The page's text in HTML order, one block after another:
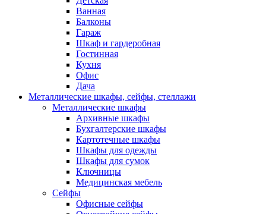
Ванная
Балконы
Гараж
Шкаф и гардеробная
Гостинная
Кухня
Офис
Дача
Металлические шкафы, сейфы, стеллажи
Металлические шкафы
Архивные шкафы
Бухгалтерские шкафы
Картотечные шкафы
Шкафы для одежды
Шкафы для сумок
Ключницы
Медицинская мебель
Сейфы
Офисные сейфы